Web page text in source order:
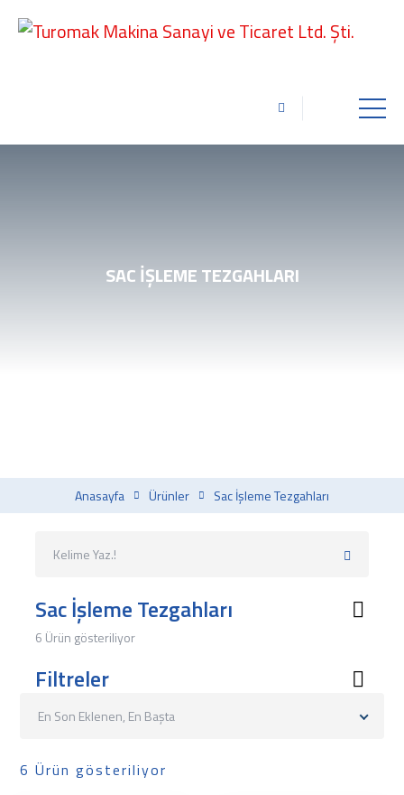
SAC İŞLEME TEZGAHLARI
Anasayfa Ürünler Sac İşleme Tezgahları
Sac İşleme Tezgahları
6 Ürün gösteriliyor
Filtreler
En Son Eklenen, En Başta
6 Ürün gösteriliyor